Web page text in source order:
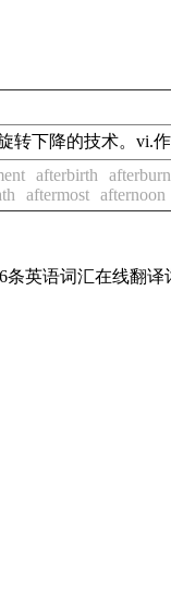
转下降的技术。vi.作
afterbirth
aftermost afternoon
英语词汇在线翻